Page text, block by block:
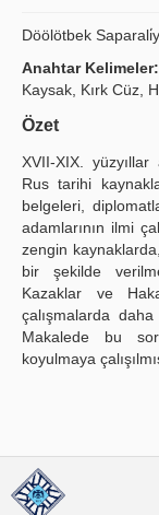
Guidelines
Döölötbek
Anahtar Kelimeler:
Kaysak, Kırk Cüz,
Özet
XVII-XIX. yüzyıllar
Rus tarihi
belgeleri,
adamlarının ilmi
zengin kaynaklarda,
bir şekilde
Kazaklar ve
çalışmalarda daha
Makalede bu
koyulmaya